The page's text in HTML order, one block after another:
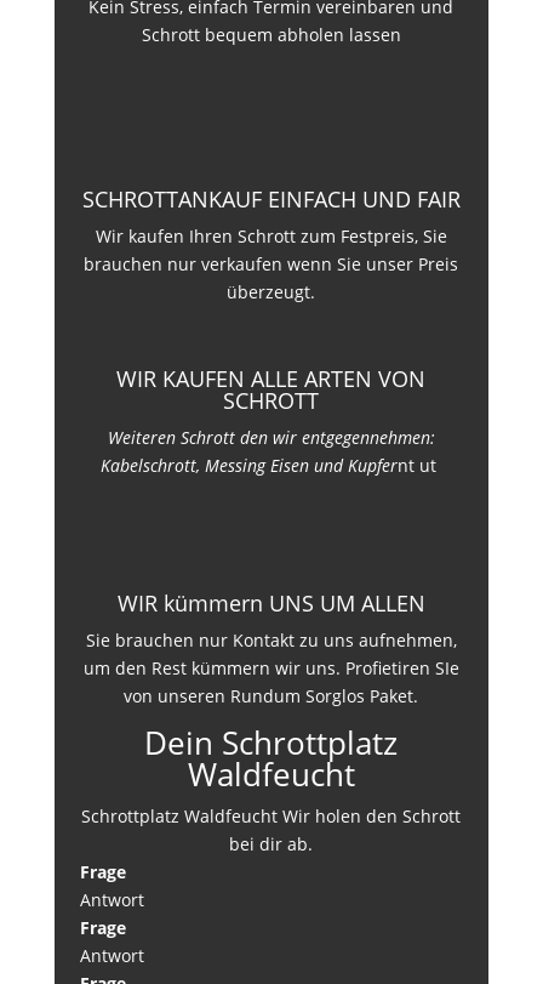
Kein Stress, einfach Termin vereinbaren und
Schrott bequem abholen lassen
SCHROTTANKAUF EINFACH UND FAIR
Wir kaufen Ihren Schrott zum Festpreis, Sie
brauchen nur verkaufen wenn Sie unser Preis
überzeugt.
WIR KAUFEN ALLE ARTEN VON
SCHROTT
Weiteren Schrott den wir entgegennehmen:
Kabelschrott, Messing Eisen und Kupfernt ut
WIR kümmern UNS UM ALLEN
Sie brauchen nur Kontakt zu uns aufnehmen,
um den Rest kümmern wir uns. Profietiren SIe
von unseren Rundum Sorglos Paket.
Dein Schrottplatz
Waldfeucht
Schrottplatz Waldfeucht Wir holen den Schrott
bei dir ab.
Frage
Antwort
Frage
Antwort